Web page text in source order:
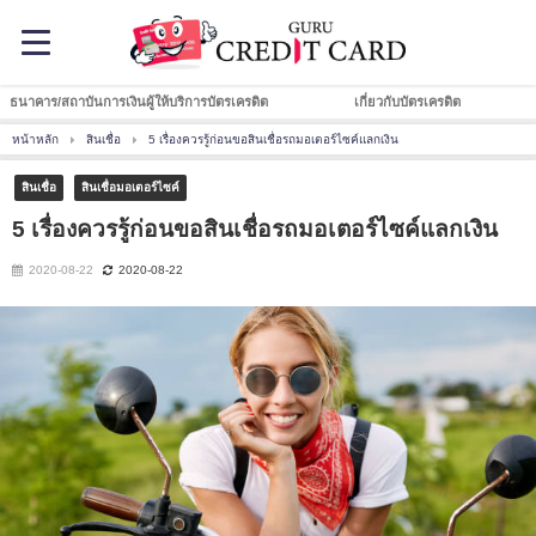
ธนาคาร/สถาบันการเงินผู้ให้บริการบัตรเครดิต เกี่ยวกับบัตรเครดิต
หน้าหลัก สินเชื่อ 5 เรื่องควรรู้ก่อนขอสินเชื่อรถมอเตอร์ไซค์แลกเงิน
สินเชื่อ สินเชื่อมอเตอร์ไซค์
5 เรื่องควรรู้ก่อนขอสินเชื่อรถมอเตอร์ไซค์แลกเงิน
2020-08-22 2020-08-22